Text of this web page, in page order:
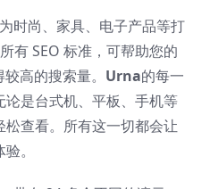
时尚、家具、电子产品等打
有 SEO 标准，可帮助您的
高的搜索量。 Urna的每一
是台式机、平板、手机等
查看。所有这一切都会让
。